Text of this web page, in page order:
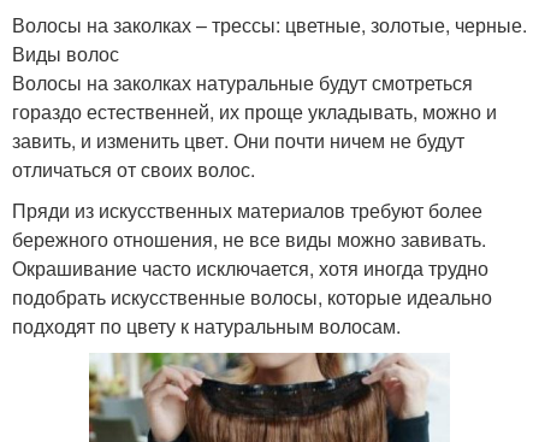
Волосы на заколках – трессы: цветные, золотые, черные.
Виды волос
Волосы на заколках натуральные будут смотреться
гораздо естественней, их проще укладывать, можно и
завить, и изменить цвет. Они почти ничем не будут
отличаться от своих волос.
Пряди из искусственных материалов требуют более
бережного отношения, не все виды можно завивать.
Окрашивание часто исключается, хотя иногда трудно
подобрать искусственные волосы, которые идеально
подходят по цвету к натуральным волосам.